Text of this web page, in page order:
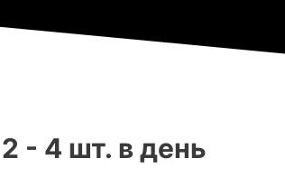
- 4 шт. в день